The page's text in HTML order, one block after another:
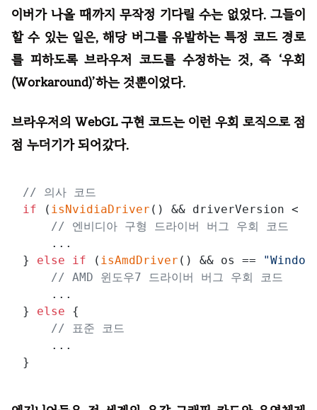
이버가 나올 때까지 무작정 기다릴 수는 없었다. 그들이
할 수 있는 일은, 해당 버그를 유발하는 특정 코드 경로
를 피하도록 브라우저 코드를 수정하는 것, 즉 ‘우회
(Workaround)’하는 것뿐이었다.
브라우저의 WebGL 구현 코드는 이런 우회 로직으로 점
점 누더기가 되어갔다.
// 의사 코드
if ( isNvidiaDriver () && driverVersion <
// 엔비디아 구형 드라이버 버그 우회 코드
    ...
} else if ( isAmdDriver () && os ==
// AMD 윈도우7 드라이버 버그 우회 코드
    ...
} else {
// 표준 코드
    ...